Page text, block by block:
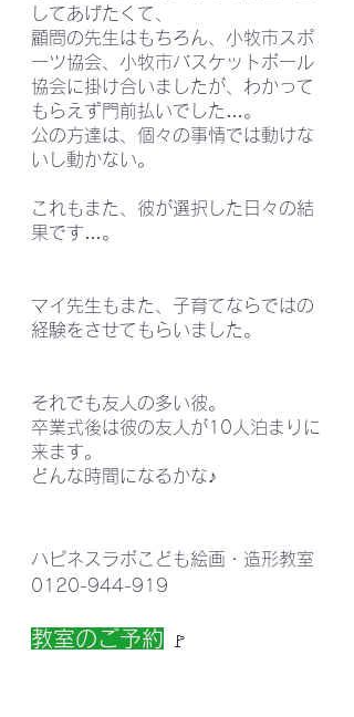
してあげたくて、
顧問の先生はもちろん、小牧市スポ
ーツ協会、小牧市バスケットボール
協会に掛け合いましたが、わかって
もらえず門前払いでした…。
公の方達は、個々の事情では動けな
いし動かない。
これもまた、彼が選択した日々の結
果です…。
マイ先生もまた、子育てならではの
経験をさせてもらいました。
それでも友人の多い彼。
卒業式後は彼の友人が10人泊まりに
来ます。
どんな時間になるかな♪
ハピネスラボこども絵画・造形教室
0120-944-919
教室のご予約 🚩